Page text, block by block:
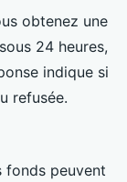
obtenez une
24 heures,
indique si
refusée.
fonds peuvent